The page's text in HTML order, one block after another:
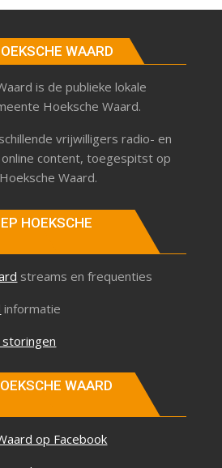
WAARD
is de publieke lokale
Hoeksche Waard.
vrijwilligers radio- en
online content, toegespitst op
Waard.
HOEKSCHE
streams en frequenties
informatie
WAARD
op Facebook